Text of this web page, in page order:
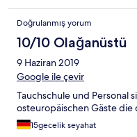
Doğrulanmış yorum
10/10 Olağanüstü
9 Haziran 2019
Google ile çevir
Tauchschule und Personal
osteuropäischen Gäste
15gecelik seyahat